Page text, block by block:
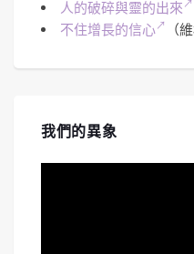
人的破碎與靈的出來
不住增長的信心
（
我們的異象